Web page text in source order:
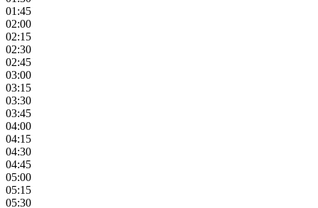
01:45
02:00
02:15
02:30
02:45
03:00
03:15
03:30
03:45
04:00
04:15
04:30
04:45
05:00
05:15
05:30